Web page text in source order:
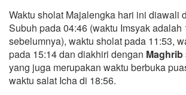
Waktu sholat Majalengka hari ini diawali
Subuh pada 04:46 (waktu Imsyak adalah
sebelumnya), waktu sholat pada 11:53,
pada 15:14 dan diakhiri dengan Maghrib
yang juga merupakan waktu berbuka
waktu salat Icha di 18:56.